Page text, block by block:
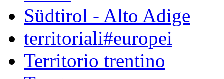
Südtirol - Alto Adige
territoriali#europei
Territorio trentino